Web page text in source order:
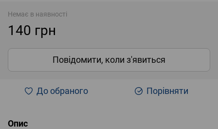
Немає в наявності
140 грн
Повідомити, коли з'явиться
До обраного Порівняти
Опис